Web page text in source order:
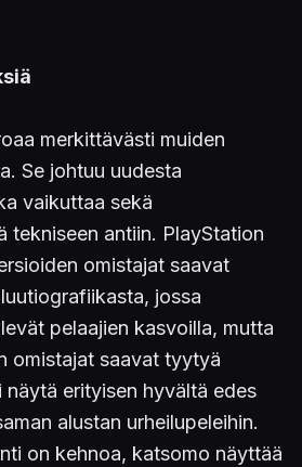
merkittävästi muiden
Se johtuu uudesta
vaikuttaa sekä
tekniseen antiin. PlayStation
omistajat saavat
jossa
pelaajien kasvoilla, mutta
omistajat saavat tyytyä
näytä erityisen hyvältä edes
alustan urheilupeleihin.
on kehnoa, katsomo näyttää